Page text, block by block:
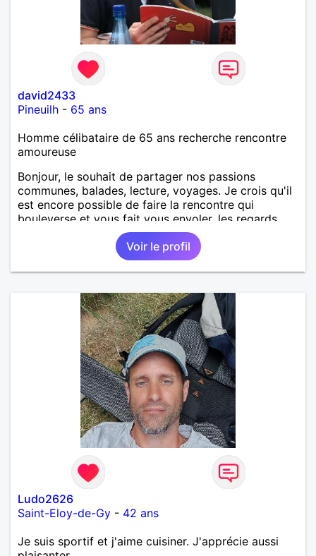
david2433
Pineuilh - 65 ans
Homme célibataire de 65 ans recherche rencontre
amoureuse
Bonjour, le souhait de partager nos passions
communes, balades, lecture, voyages. Je crois qu'il
est encore possible de faire la rencontre qui
bouleverse et vous fait vous envoler, les regards
complices, les mots et les silences qui apaisent,
Alors si comme moi tu as la même vision, parlons-
Voir le profil
Ludo2626
Saint-Eloy-de-Gy - 42 ans
Je suis sportif et j'aime cuisiner. J'apprécie aussi